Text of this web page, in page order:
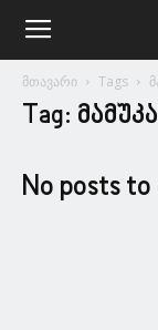
მთავარი Tags
Tag:
No posts